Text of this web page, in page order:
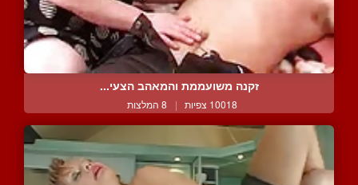
זקנה משועממת והמאהב הצעי...
10018 צפיות | 8 המלצות